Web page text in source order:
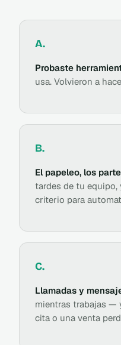
A.
Probaste
usa. Volvieron a
B.
El papeleo, los
tardes de tu
criterio para
C.
Llamadas y
mientras trabajas —
cita o una venta